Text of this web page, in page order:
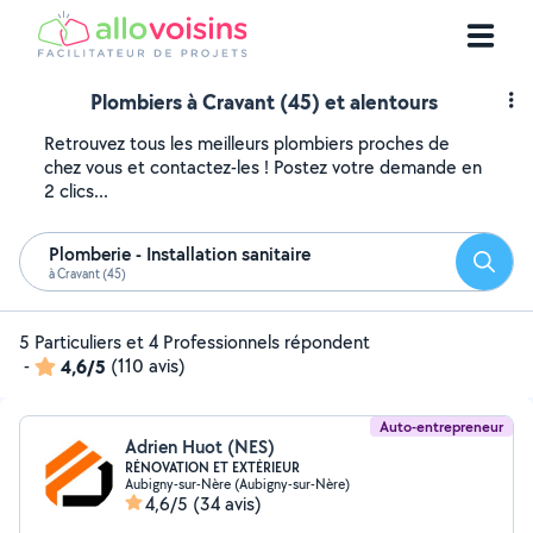
Plombiers à Cravant (45) et alentours
Retrouvez tous les meilleurs plombiers proches de
chez vous et contactez-les ! Postez votre demande en
2 clics...
Plomberie - Installation sanitaire
à Cravant (45)
5 Particuliers et 4 Professionnels répondent
-
4,6/5 (110 avis)
Auto-entrepreneur
Adrien Huot (NES)
RÉNOVATION ET EXTÉRIEUR
Aubigny-sur-Nère (Aubigny-sur-Nère)
4,6/5 (34 avis)